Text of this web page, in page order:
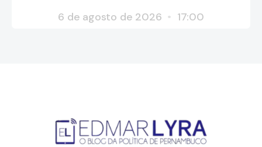
6 de agosto de 2026
17:00